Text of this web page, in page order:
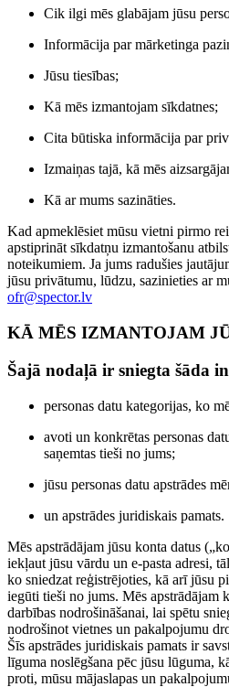
Cik ilgi mēs glabājam jūsu
Informācija par mārketinga
Jūsu tiesības;
Kā mēs izmantojam sīkdatnes;
Cita būtiska informācija par
Izmaiņas tajā, kā mēs
Kā ar mums sazināties.
Kad apmeklēsiet mūsu vietni pirmo
apstiprināt sīkdatņu izmantošanu
noteikumiem. Ja jums radušies
jūsu privātumu, lūdzu, sazinieties ar
ofr@spector.lv
KĀ MĒS IZMANTOJAM
Šajā nodaļā ir sniegta šāda
personas datu kategorijas, ko
avoti un konkrētas personas
saņemtas tieši no jums;
jūsu personas datu apstrādes
un apstrādes juridiskais pamats.
Mēs apstrādājam jūsu konta datus
iekļaut jūsu vārdu un e-pasta adresi,
ko sniedzat reģistrējoties, kā arī jūsu
iegūti tieši no jums. Mēs apstrādājam
darbības nodrošināšanai, lai spētu
nodrošinot vietnes un pakalpojumu
Šīs apstrādes juridiskais pamats ir
līguma noslēgšana pēc jūsu lūguma,
proti, mūsu mājaslapas un